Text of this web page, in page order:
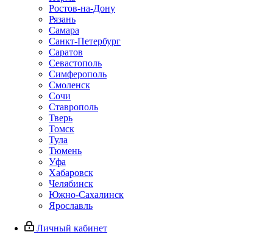
Ростов-на-Дону
Рязань
Самара
Санкт-Петербург
Саратов
Севастополь
Симферополь
Смоленск
Сочи
Ставрополь
Тверь
Томск
Тула
Тюмень
Уфа
Хабаровск
Челябинск
Южно-Сахалинск
Ярославль
Личный кабинет